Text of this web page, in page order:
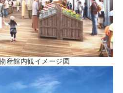
産館内観イメージ図